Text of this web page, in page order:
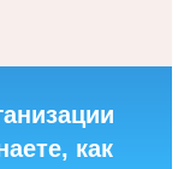
как